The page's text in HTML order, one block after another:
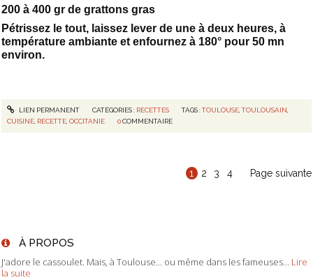
200 à 400 gr de grattons gras
Pétrissez le tout, laissez lever de une à deux heures, à
température ambiante et enfournez à 180° pour 50 mn
environ.
LIEN PERMANENT CATÉGORIES : RECETTES TAGS :TOULOUSE ,TOULOUSAIN
CUISINE RECETTE ,OCCITANIE 0 COMMENTAIRE
1 2 3 4 Page suivante
À PROPOS
J'adore le cassoulet. Mais, à Toulouse... ou même dans les fameuses...
Lire
la suite